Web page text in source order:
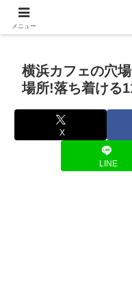
恋愛共感エピソード。
横浜カフェの穴
場所!落ち着ける
X
LINE
メニュー